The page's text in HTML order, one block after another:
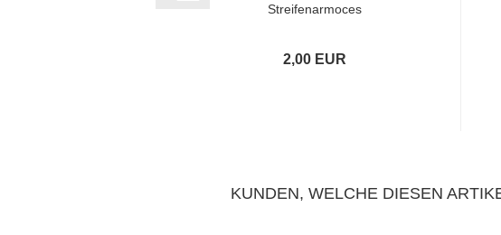
Streifenarmoces
2,00 EUR
KUNDEN, WELCHE DIESEN